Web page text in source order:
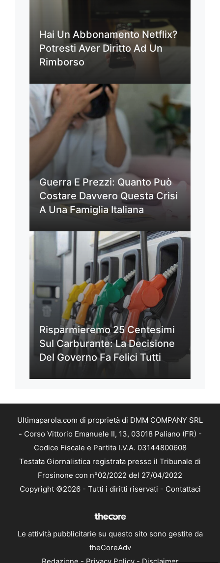
Hai Un Abbonamento Netflix?
Potresti Aver Diritto Ad Un
Rimborso
Guerra E Prezzi: Quanto Può
Costare Davvero Questa Crisi
A Una Famiglia Italiana
Risparmieremo 25 Centesimi
Sul Carburante: La Decisione
Del Governo Fa Felici Tutti
Ultimaparola.com di proprietà di DMM COMPANY SRL
- Corso Vittorio Emanuele II, 13, 03018 Paliano (FR) -
Codice Fiscale e Partita I.V.A. 03144800608
Testata Giornalistica registrata presso il Tribunale di
Frosinone con n°02/2022 del 27/04/2022
Copyright ©2026 - Tutti i diritti riservati - Contattaci
Le attività pubblicitarie su questo sito sono gestite da
theCoreAdv